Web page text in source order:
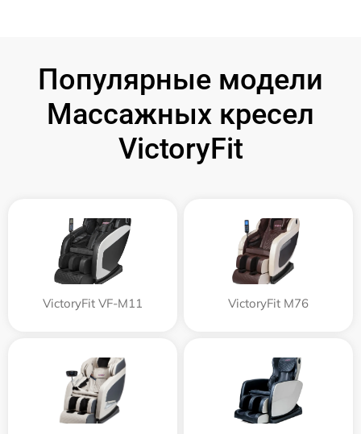
Популярные модели
Массажных кресел
VictoryFit
VictoryFit VF-M11 VictoryFit M76